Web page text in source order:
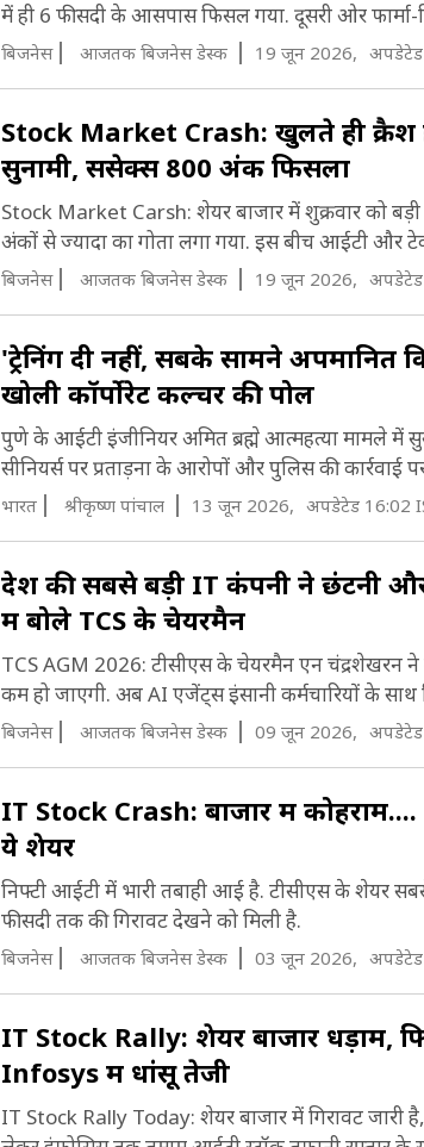
में ही 6 फीसदी के आसपास फिसल गया. दूसरी ओर फार्मा-
बिजनेस आजतक बिजनेस डेस्क 19 जून 2026,
Stock Market Crash: खुलते ही क्रैश
सुनामी, सेंसेक्स 800 अंक फिसला
Stock Market Carsh: शेयर बाजार में शुक्रवार को
अंकों से ज्यादा का गोता लगा गया. इस बीच आईटी और
बिजनेस आजतक बिजनेस डेस्क 19 जून 2026,
'ट्रेनिंग दी नहीं, सबके सामने अपमानित
खोली कॉर्पोरेट कल्चर की पोल
पुणे के आईटी इंजीनियर अमित ब्रह्मे आत्महत्या मामले में
सीनियर्स पर प्रताड़ना के आरोपों और पुलिस की कार्रवाई पर
भारत श्रीकृष्ण पांचाल 13 जून 2026, अपडेटेड 16:02
देश की सबसे बड़ी IT कंपनी ने छंटनी
में बोले TCS के चेयरमैन
TCS AGM 2026: टीसीएस के चेयरमैन एन चंद्रशेखरन ने
कम हो जाएगी. अब AI एजेंट्स इंसानी कर्मचारियों के
बिजनेस आजतक बिजनेस डेस्क 09 जून 2026,
IT Stock Crash: बाजार में
ये शेयर
निफ्टी आईटी में भारी तबाही आई है. टीसीएस के शेयर
फीसदी तक की गिरावट देखने को मिली है.
बिजनेस आजतक बिजनेस डेस्क 03 जून 2026,
IT Stock Rally: शेयर बाजार धड़ाम,
Infosys में धांसू तेजी
IT Stock Rally Today: शेयर बाजार में गिरावट जारी